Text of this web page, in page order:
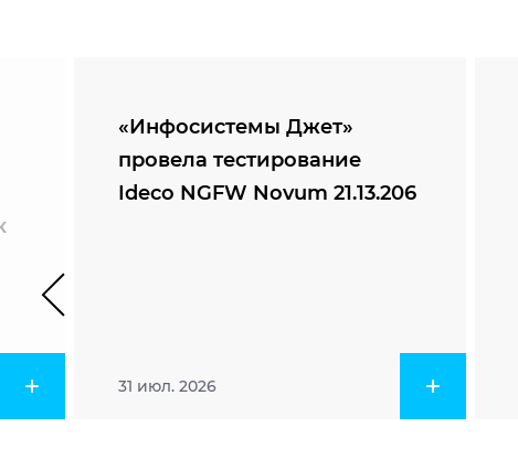
«Инфосистемы Джет»
провела тестирование
Ideco NGFW Novum 21.13.206
31 июл. 2026